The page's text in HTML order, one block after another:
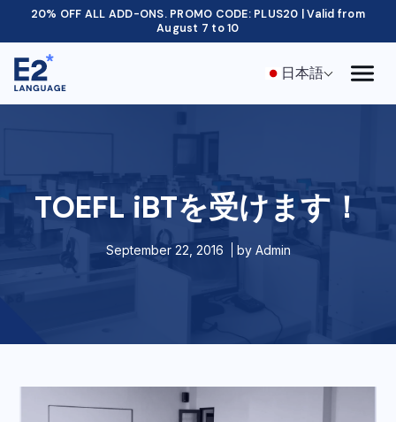
20% OFF ALL ADD-ONS. PROMO CODE: PLUS20 | Valid from
August 7 to 10
日本語
TOEFL iBTを受けます！
September 22, 2016 by Admin